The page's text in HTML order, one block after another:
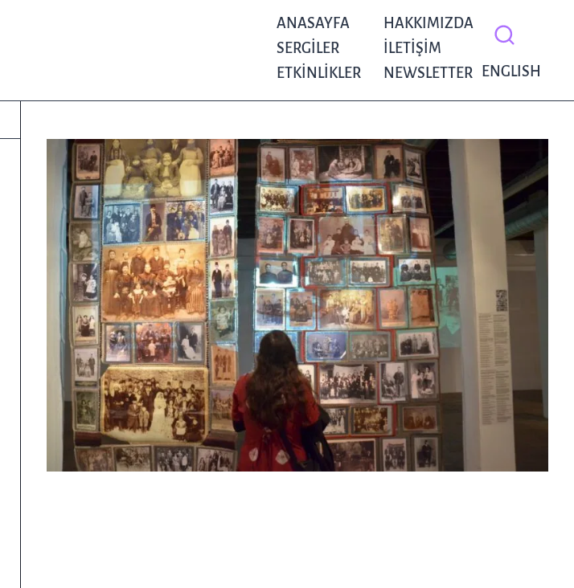
ANASAYFA
SERGILER
ETKINLIKLER
HAKKIMIZDA
İLETIŞIM
NEWSLETTER
ENGLISH